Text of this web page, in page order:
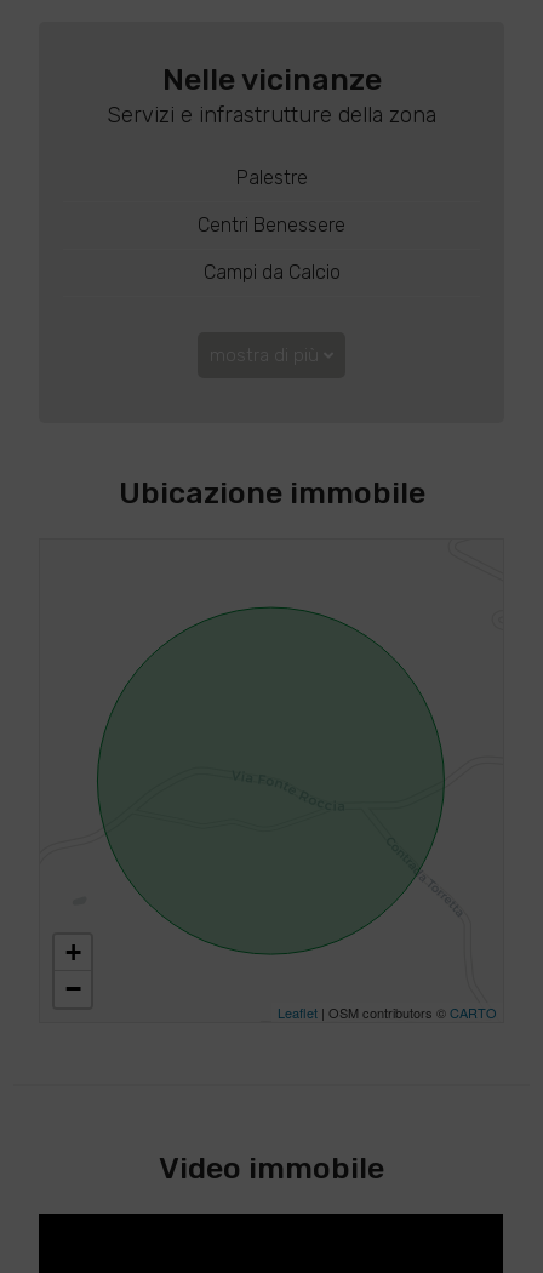
Nelle vicinanze
Servizi e infrastrutture della zona
Palestre
Centri Benessere
Campi da Calcio
Ubicazione immobile
+
−
Leaflet| OSM contributors ©CARTO
Video immobile